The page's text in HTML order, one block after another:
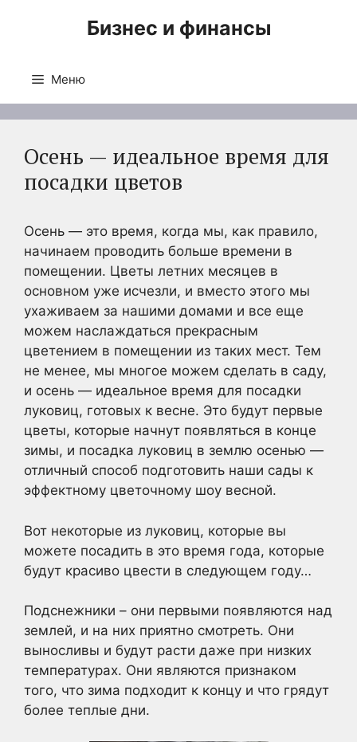
Бизнес и финансы
Меню
Осень — идеальное время для
посадки цветов
Осень — это время, когда мы, как правило,
начинаем проводить больше времени в
помещении. Цветы летних месяцев в
основном уже исчезли, и вместо этого мы
ухаживаем за нашими домами и все еще
можем наслаждаться прекрасным
цветением в помещении из таких мест. Тем
не менее, мы многое можем сделать в саду,
и осень — идеальное время для посадки
луковиц, готовых к весне. Это будут первые
цветы, которые начнут появляться в конце
зимы, и посадка луковиц в землю осенью —
отличный способ подготовить наши сады к
эффектному цветочному шоу весной.
Вот некоторые из луковиц, которые вы
можете посадить в это время года, которые
будут красиво цвести в следующем году…
Подснежники – они первыми появляются над
землей, и на них приятно смотреть. Они
выносливы и будут расти даже при низких
температурах. Они являются признаком
того, что зима подходит к концу и что грядут
более теплые дни.